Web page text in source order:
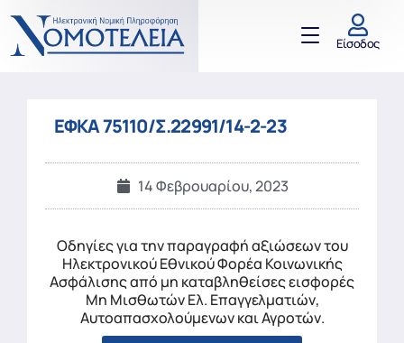
Είσοδος
ΕΦΚΑ 75110/Σ.22991/14-2-23
14 Φεβρουαρίου, 2023
Οδηγίες για την παραγραφή αξιώσεων του
Ηλεκτρονικού Εθνικού Φορέα Κοινωνικής
Ασφάλισης από μη καταβληθείσες εισφορές
Μη Μισθωτών Ελ. Επαγγελματιών,
Αυτοαπασχολούμενων και Αγροτών.